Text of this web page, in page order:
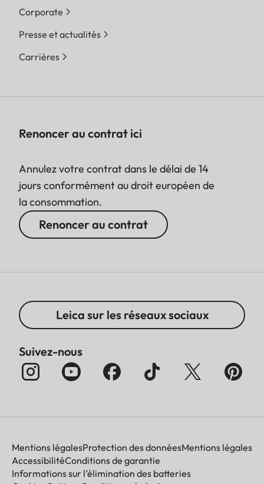
Corporate
Presse et actualités
Carrières
Renoncer au contrat ici
Annulez votre contrat dans le délai de 14
jours conformément au droit européen de
la consommation.
Renoncer au contrat
Leica sur les réseaux sociaux
Suivez-nous
Mentions légalesProtection des donnéesMentions légales
AccessibilitéConditions de garantie
Informations sur l’élimination des batteries